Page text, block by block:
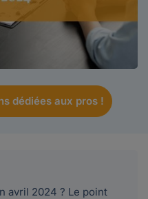
dédiées aux pros !
avril 2024 ? Le point